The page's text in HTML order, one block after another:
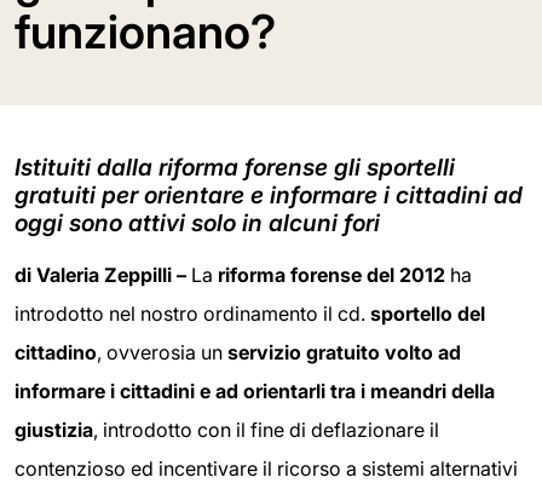
funzionano?
Istituiti dalla riforma forense gli sportelli
gratuiti per orientare e informare i cittadini ad
oggi sono attivi solo in alcuni fori
di Valeria Zeppilli – La riforma forense del 2012 ha
introdotto nel nostro ordinamento il cd. sportello del
cittadino, ovverosia un servizio gratuito volto ad
informare i cittadini e ad orientarli tra i meandri della
giustizia, introdotto con il fine di deflazionare il
contenzioso ed incentivare il ricorso a sistemi alternativi